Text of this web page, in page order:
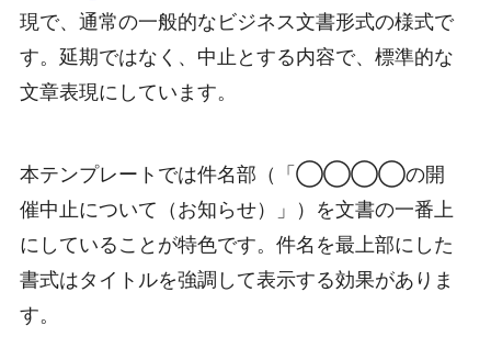
現で、通常の一般的なビジネス文書形式の様式で
す。延期ではなく、中止とする内容で、標準的な
文章表現にしています。
本テンプレートでは件名部（「◯◯◯◯の開
催中止について（お知らせ）」）を文書の一番上
にしていることが特色です。件名を最上部にした
書式はタイトルを強調して表示する効果がありま
す。